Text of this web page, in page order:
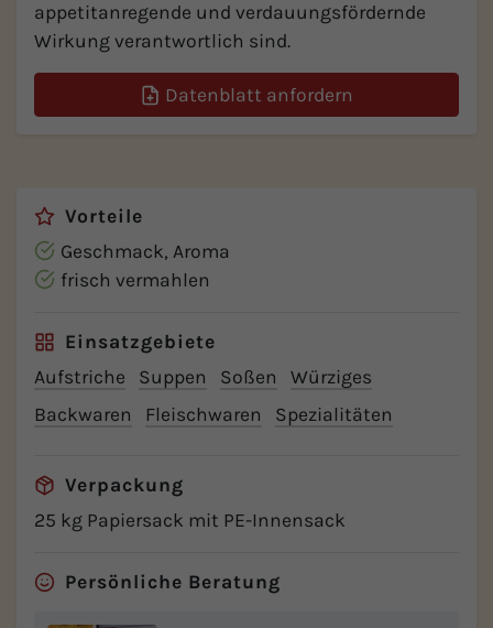
appetitanregende und verdauungsfördernde
Wirkung verantwortlich sind.
Datenblatt anfordern
Vorteile
Geschmack, Aroma
frisch vermahlen
Einsatzgebiete
Aufstriche
Suppen Soßen
Würziges
Backwaren
Fleischwaren Spezialitäten
Verpackung
25 kg Papiersack mit PE-Innensack
Persönliche Beratung